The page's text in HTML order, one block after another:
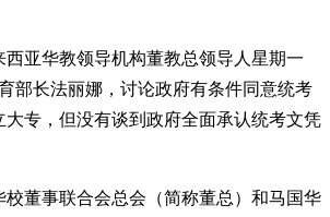
西亚华教领导机构董教总领导人星期一
部长法丽娜，讨论政府有条件同意统考
大专，但没有谈到政府全面承认统考文凭
校董事联合会总会（简称董总）和马国华